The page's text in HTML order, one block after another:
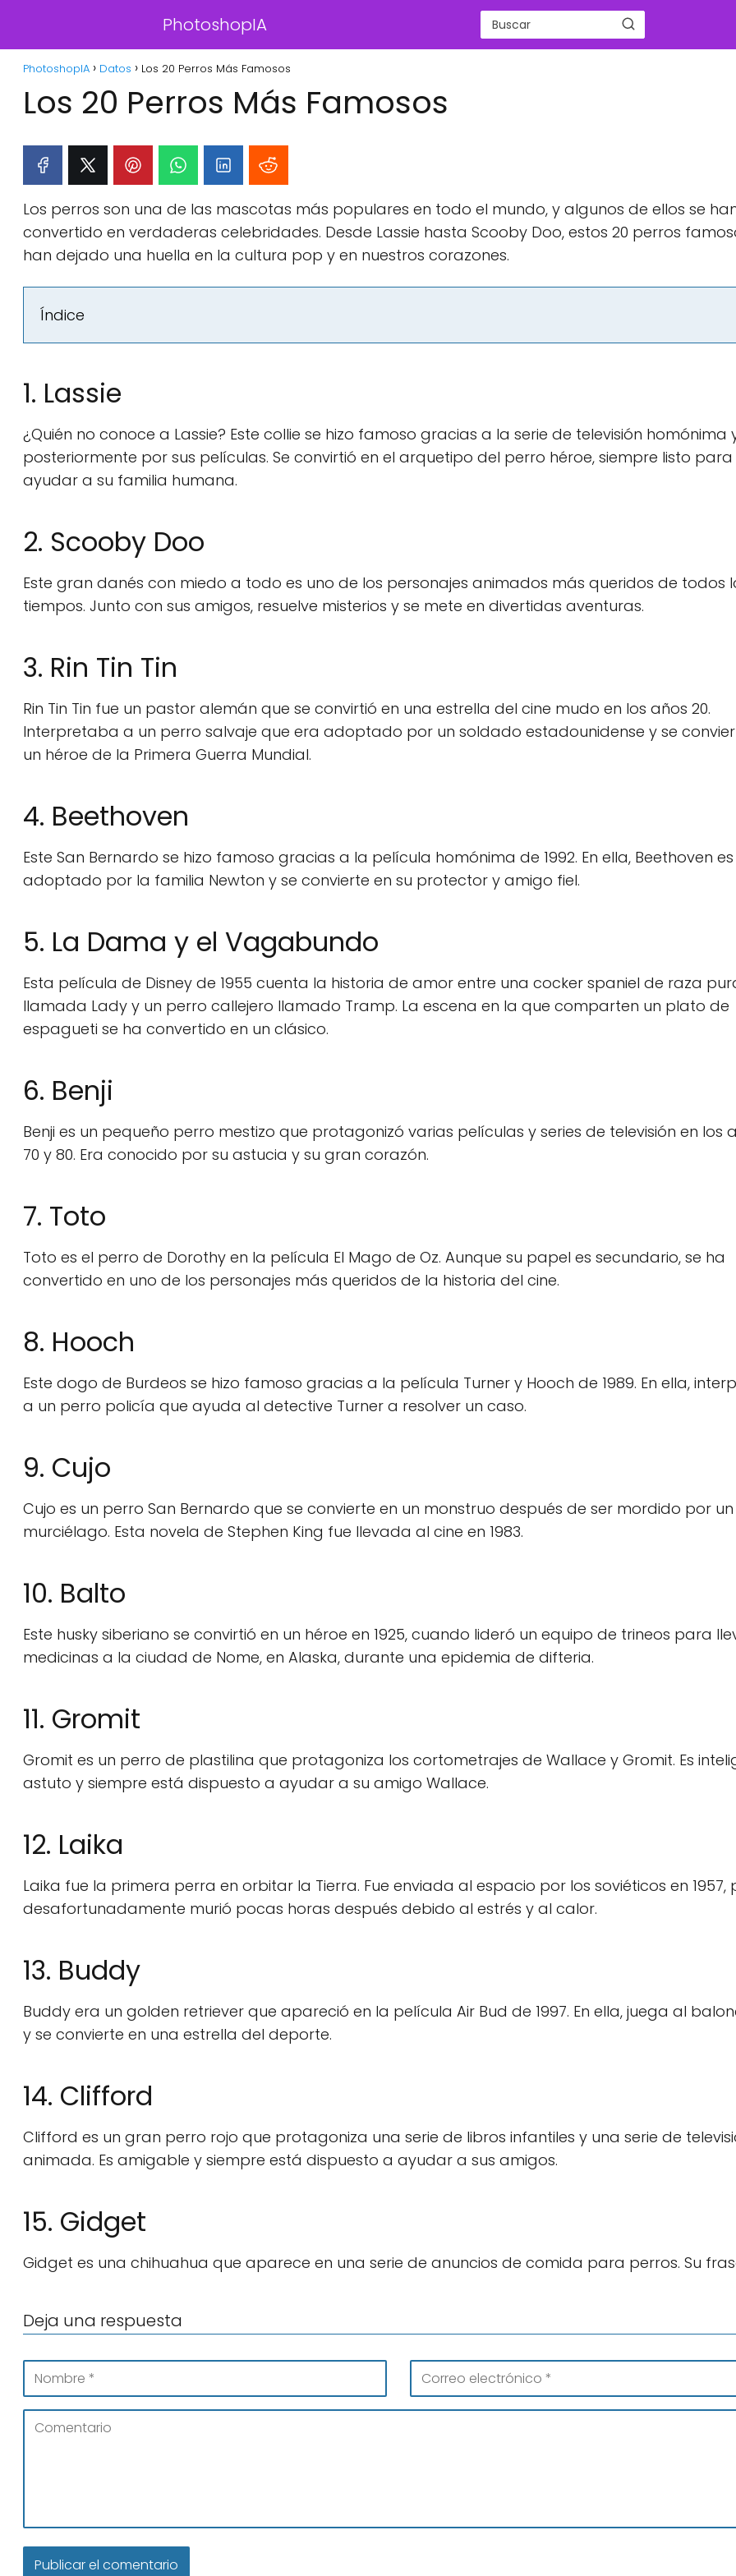
PhotoshopIA
PhotoshopIA Datos Los 20 Perros Más Famosos
Los 20 Perros Más Famosos
Los perros son una de las mascotas más populares en todo el mundo, y algunos de ellos se
convertido en verdaderas celebridades. Desde Lassie hasta Scooby Doo, estos 20 perros
han dejado una huella en la cultura pop y en nuestros corazones.
Índice
1. Lassie
¿Quién no conoce a Lassie? Este collie se hizo famoso gracias a la serie de televisión homónima
posteriormente por sus películas. Se convirtió en el arquetipo del perro héroe, siempre listo para
ayudar a su familia humana.
2. Scooby Doo
Este gran danés con miedo a todo es uno de los personajes animados más queridos de todos
tiempos. Junto con sus amigos, resuelve misterios y se mete en divertidas aventuras.
3. Rin Tin Tin
Rin Tin Tin fue un pastor alemán que se convirtió en una estrella del cine mudo en los años 20.
Interpretaba a un perro salvaje que era adoptado por un soldado estadounidense y se
un héroe de la Primera Guerra Mundial.
4. Beethoven
Este San Bernardo se hizo famoso gracias a la película homónima de 1992. En ella, Beethoven es
adoptado por la familia Newton y se convierte en su protector y amigo fiel.
5. La Dama y el Vagabundo
Esta película de Disney de 1955 cuenta la historia de amor entre una cocker spaniel de raza
llamada Lady y un perro callejero llamado Tramp. La escena en la que comparten un plato de
espagueti se ha convertido en un clásico.
6. Benji
Benji es un pequeño perro mestizo que protagonizó varias películas y series de televisión en los
70 y 80. Era conocido por su astucia y su gran corazón.
7. Toto
Toto es el perro de Dorothy en la película El Mago de Oz. Aunque su papel es secundario, se ha
convertido en uno de los personajes más queridos de la historia del cine.
8. Hooch
Este dogo de Burdeos se hizo famoso gracias a la película Turner y Hooch de 1989. En ella,
a un perro policía que ayuda al detective Turner a resolver un caso.
9. Cujo
Cujo es un perro San Bernardo que se convierte en un monstruo después de ser mordido por un
murciélago. Esta novela de Stephen King fue llevada al cine en 1983.
10. Balto
Este husky siberiano se convirtió en un héroe en 1925, cuando lideró un equipo de trineos para
medicinas a la ciudad de Nome, en Alaska, durante una epidemia de difteria.
11. Gromit
Gromit es un perro de plastilina que protagoniza los cortometrajes de Wallace y Gromit. Es
astuto y siempre está dispuesto a ayudar a su amigo Wallace.
12. Laika
Laika fue la primera perra en orbitar la Tierra. Fue enviada al espacio por los soviéticos en 1957,
desafortunadamente murió pocas horas después debido al estrés y al calor.
13. Buddy
Buddy era un golden retriever que apareció en la película Air Bud de 1997. En ella, juega al
y se convierte en una estrella del deporte.
14. Clifford
Clifford es un gran perro rojo que protagoniza una serie de libros infantiles y una serie de
animada. Es amigable y siempre está dispuesto a ayudar a sus amigos.
15. Gidget
Gidget es una chihuahua que aparece en una serie de anuncios de comida para perros. Su
Deja una respuesta